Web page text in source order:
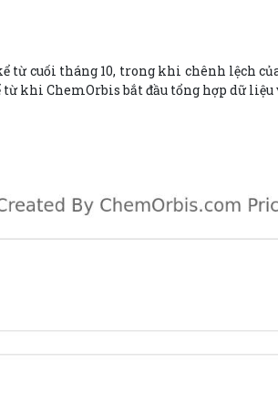
từ cuối tháng 10, trong khi chênh lệch
khi ChemOrbis bắt đầu tổng hợp dữ liệu